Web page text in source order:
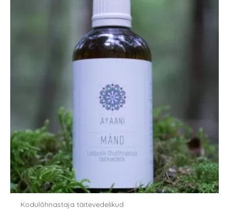
Kodulõhnastaja täitevedelikud